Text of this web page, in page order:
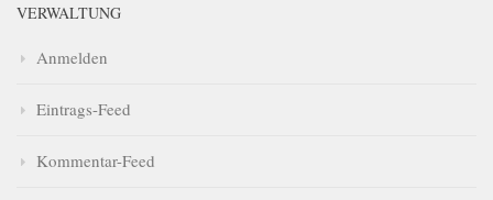
VERWALTUNG
Anmelden
Eintrags-Feed
Kommentar-Feed